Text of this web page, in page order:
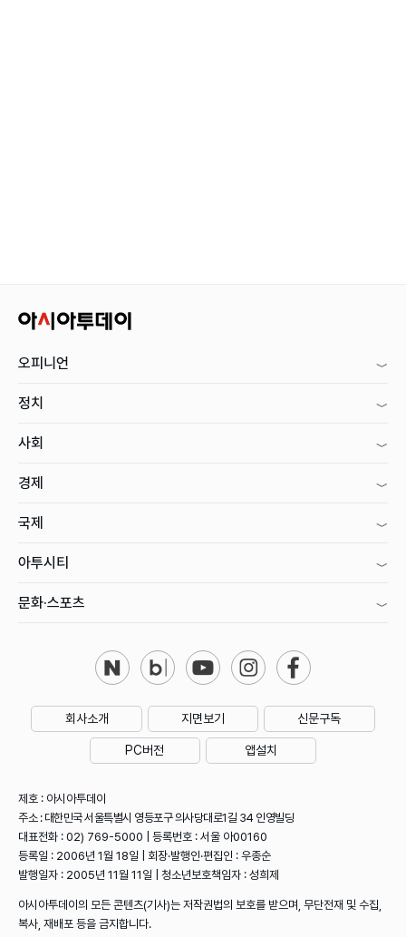
오피니언
정치
사회
경제
국제
아투시티
문화·스포츠
회사소개 지면보기 신문구독
PC버전 앱설치
제호 : 아시아투데이
주소 : 대한민국 서울특별시 영등포구 의사당대로1길 34 인영빌딩
대표전화 : 02) 769-5000 | 등록번호 : 서울 아00160
등록일 : 2006년 1월 18일 | 회장·발행인·편집인 : 우종순
발행일자 : 2005년 11월 11일 | 청소년보호책임자 : 성희제
아시아투데이의 모든 콘텐츠(기사)는 저작권법의 보호를 받으며, 무단전재 및 수집,
복사, 재배포 등을 금지합니다.